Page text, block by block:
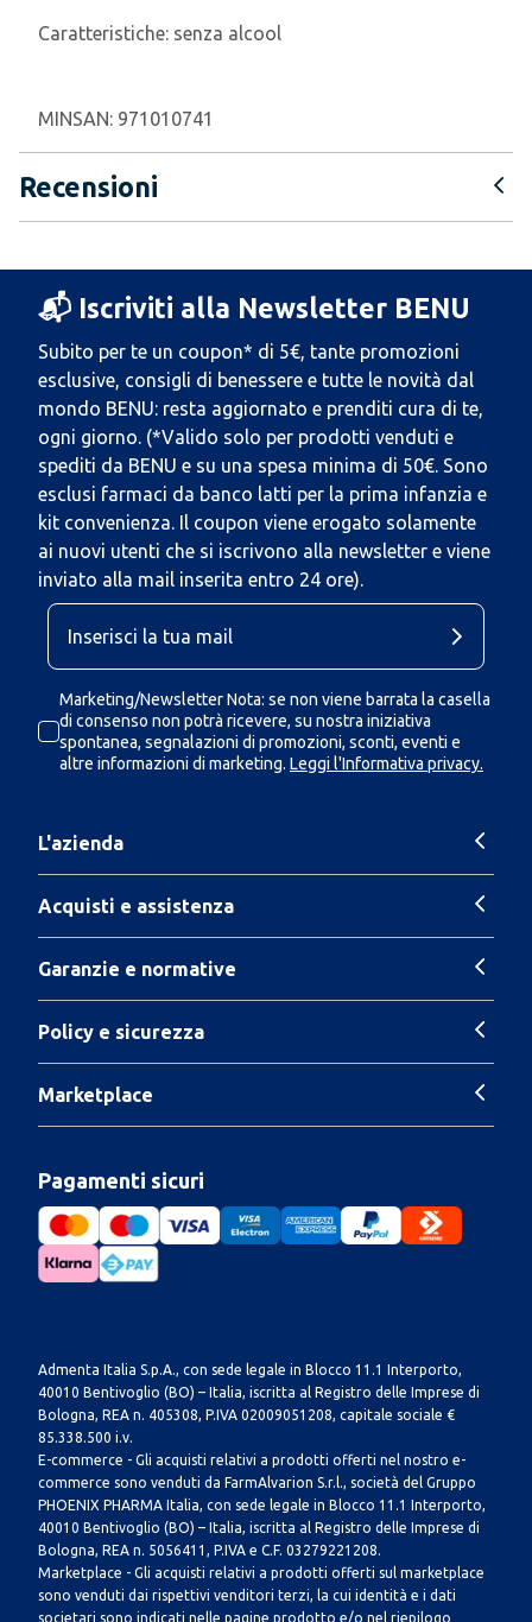
Caratteristiche: senza alcool
MINSAN: 971010741
Recensioni
📬 Iscriviti alla Newsletter BENU
Subito per te un coupon* di 5€, tante promozioni
esclusive, consigli di benessere e tutte le novità dal
mondo BENU: resta aggiornato e prenditi cura di te,
ogni giorno. (*Valido solo per prodotti venduti e
spediti da BENU e su una spesa minima di 50€. Sono
esclusi farmaci da banco latti per la prima infanzia e
kit convenienza. Il coupon viene erogato solamente
ai nuovi utenti che si iscrivono alla newsletter e viene
inviato alla mail inserita entro 24 ore).
Marketing/Newsletter Nota: se non viene barrata la casella
di consenso non potrà ricevere, su nostra iniziativa
spontanea, segnalazioni di promozioni, sconti, eventi e
altre informazioni di marketing. Leggi l'Informativa privacy.
L'azienda
Acquisti e assistenza
Garanzie e normative
Policy e sicurezza
Marketplace
Pagamenti sicuri
Admenta Italia S.p.A., con sede legale in Blocco 11.1 Interporto,
40010 Bentivoglio (BO) – Italia, iscritta al Registro delle Imprese di
Bologna, REA n. 405308, P.IVA 02009051208, capitale sociale €
85.338.500 i.v.
E-commerce - Gli acquisti relativi a prodotti offerti nel nostro e-
commerce sono venduti da FarmAlvarion S.r.l., società del Gruppo
PHOENIX PHARMA Italia, con sede legale in Blocco 11.1 Interporto,
40010 Bentivoglio (BO) – Italia, iscritta al Registro delle Imprese di
Bologna, REA n. 5056411, P.IVA e C.F. 03279221208.
Marketplace - Gli acquisti relativi a prodotti offerti sul marketplace
sono venduti dai rispettivi venditori terzi, la cui identità e i dati
societari sono indicati nelle pagine prodotto e/o nel riepilogo